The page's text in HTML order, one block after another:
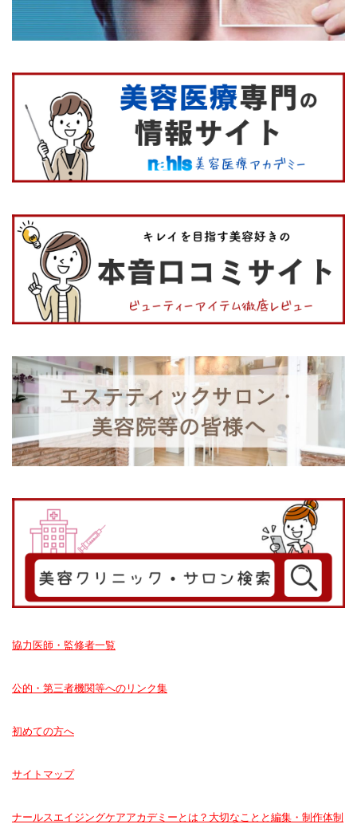
協力医師・監修者一覧
公的・第三者機関等へのリンク集
初めての方へ
サイトマップ
ナールスエイジングケアアカデミーとは？大切なことと編集・制作体制